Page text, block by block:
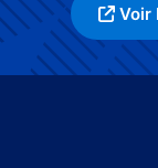
Voir